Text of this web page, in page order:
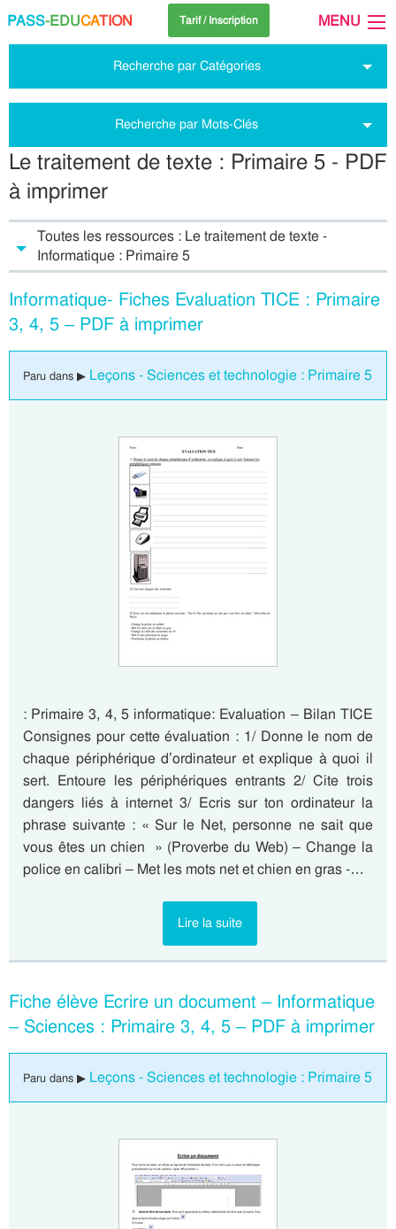
PASS-EDUCATION Tarif / Inscription MENU
Recherche par Catégories
Recherche par Mots-Clés
Le traitement de texte : Primaire 5 - PDF
à imprimer
Toutes les ressources : Le traitement de texte -
Informatique : Primaire 5
Informatique- Fiches Evaluation TICE : Primaire
3, 4, 5 – PDF à imprimer
Paru dans ▶ Leçons - Sciences et technologie : Primaire 5
: Primaire 3, 4, 5 informatique: Evaluation – Bilan TICE
Consignes pour cette évaluation : 1/ Donne le nom de
chaque périphérique d’ordinateur et explique à quoi il
sert. Entoure les périphériques entrants 2/ Cite trois
dangers liés à internet 3/ Ecris sur ton ordinateur la
phrase suivante : « Sur le Net, personne ne sait que
vous êtes un chien » (Proverbe du Web) – Change la
police en calibri – Met les mots net et chien en gras -…
Lire la suite
Fiche élève Ecrire un document – Informatique
– Sciences : Primaire 3, 4, 5 – PDF à imprimer
Paru dans ▶ Leçons - Sciences et technologie : Primaire 5